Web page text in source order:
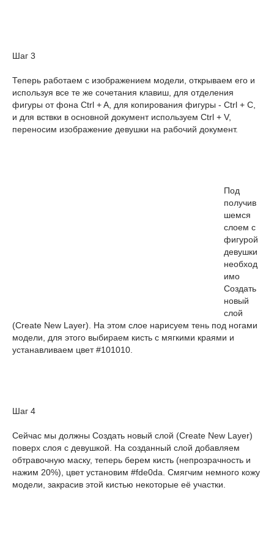
Шаг 3
Теперь работаем с изображением модели, открываем его и
используя все те же сочетания клавиш, для отделения
фигуры от фона Ctrl + A, для копирования фигуры - Ctrl + C,
и для вствки в основной документ используем Ctrl + V,
переносим изображение девушки на рабочий документ.
Под
получив
шемся
слоем с
фигурой
девушки
необход
имо
Создать
новый
слой
(Create New Layer). На этом слое нарисуем тень под ногами
модели, для этого выбираем кисть с мягкими краями и
устанавливаем цвет #101010.
Шаг 4
Сейчас мы должны Создать новый слой (Create New Layer)
поверх слоя с девушкой. На созданный слой добавляем
обтравочную маску, теперь берем кисть (непрозрачность и
нажим 20%), цвет установим #fde0da. Смягчим немного кожу
модели, закрасив этой кистью некоторые её участки.